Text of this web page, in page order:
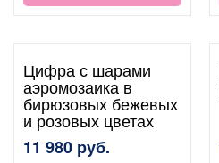
Цифра с шарами
аэромозаика в
бирюзовых бежевых
и розовых цветах
11 980 руб.